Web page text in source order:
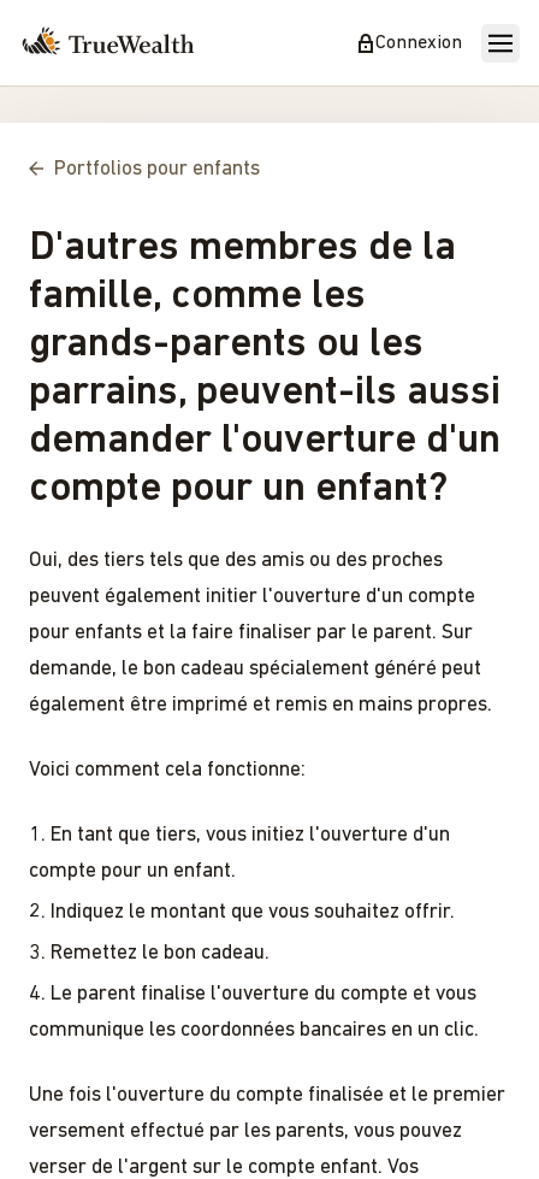
Connexion
Portfolios pour enfants
D'autres membres de la
famille, comme les
grands-parents ou les
parrains, peuvent-ils aussi
demander l'ouverture d'un
compte pour un enfant?
Oui, des tiers tels que des amis ou des proches
peuvent également initier l'ouverture d'un compte
pour enfants et la faire finaliser par le parent. Sur
demande, le bon cadeau spécialement généré peut
également être imprimé et remis en mains propres.
Voici comment cela fonctionne:
En tant que tiers, vous initiez l'ouverture d'un
compte pour un enfant.
Indiquez le montant que vous souhaitez offrir.
Remettez le bon cadeau.
Le parent finalise l'ouverture du compte et vous
communique les coordonnées bancaires en un clic.
Une fois l'ouverture du compte finalisée et le premier
versement effectué par les parents, vous pouvez
verser de l'argent sur le compte enfant. Vos